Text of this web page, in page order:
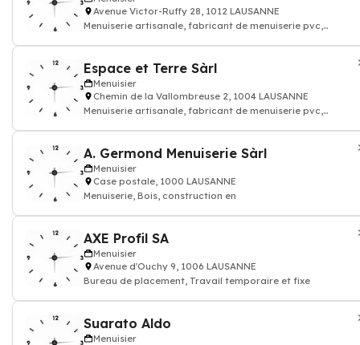
Avenue Victor-Ruffy 28, 1012 LAUSANNE
Menuiserie artisanale, fabricant de menuiserie pvc,
Espace et Terre Sàrl
Menuisier
Chemin de la Vallombreuse 2, 1004 LAUSANNE
Menuiserie artisanale, fabricant de menuiserie pvc,
A. Germond Menuiserie Sàrl
Menuisier
Case postale, 1000 LAUSANNE
Menuiserie, Bois, construction en
AXE Profil SA
Menuisier
Avenue d'Ouchy 9, 1006 LAUSANNE
Bureau de placement, Travail temporaire et fixe
Suarato Aldo
Menuisier